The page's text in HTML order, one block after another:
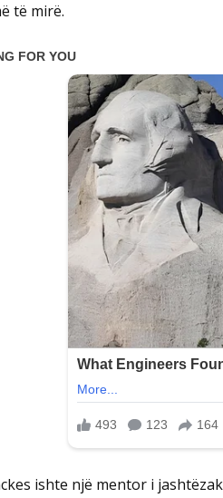
të mirë.
ishte një mentor i